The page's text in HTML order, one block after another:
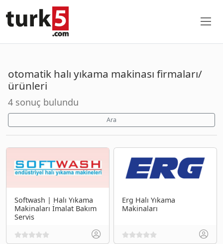
otomatik halı yıkama makinası firmaları/
ürünleri
4 sonuç bulundu
Ara
Softwash | Halı Yıkama
Makinaları İmalat Bakım
Servis
Erg Halı Yıkama
Makinaları